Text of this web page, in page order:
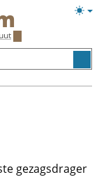
gezagsdrager